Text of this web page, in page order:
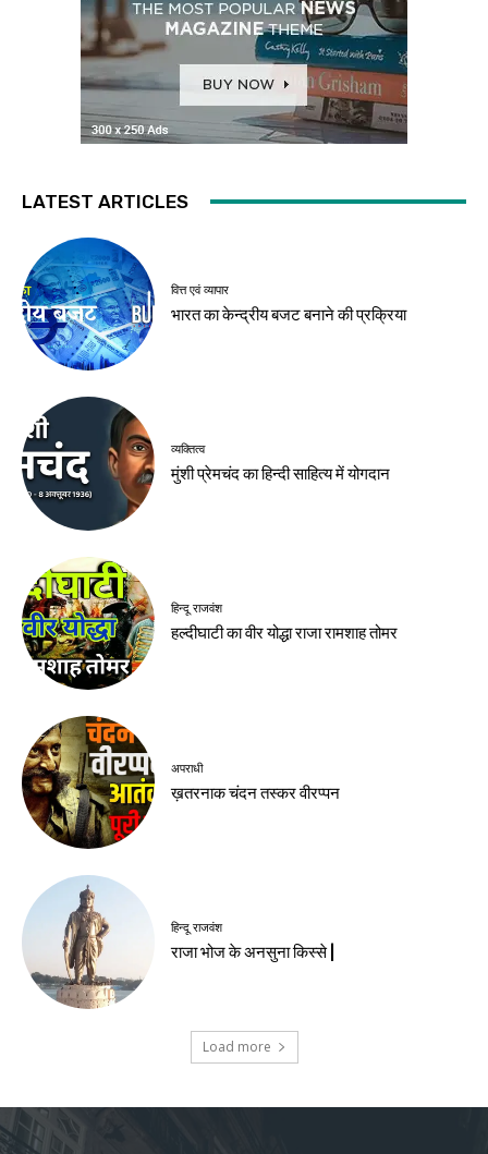
LATEST ARTICLES
वित्त एवं व्यापार
भारत का केन्द्रीय बजट बनाने की प्रक्रिया
व्यक्तित्व
मुंशी प्रेमचंद का हिन्दी साहित्य में योगदान
हिन्दू राजवंश
हल्दीघाटी का वीर योद्धा राजा रामशाह तोमर
अपराधी
ख़तरनाक चंदन तस्कर वीरप्पन
हिन्दू राजवंश
राजा भोज के अनसुना किस्से |
Load more